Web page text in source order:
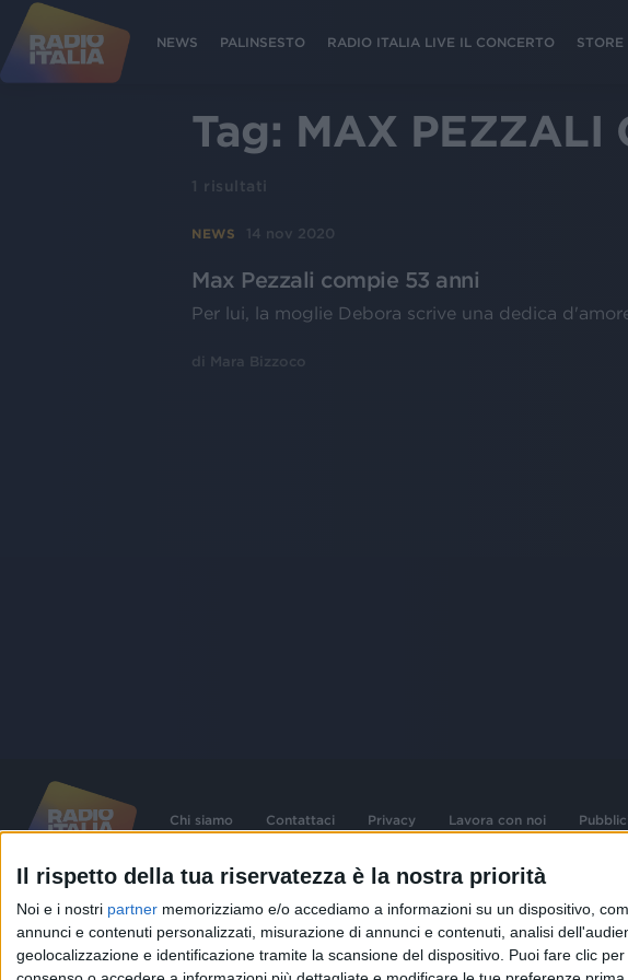
Il rispetto della tua riservatezza è la nostra priorità
Noi e i nostri partner memorizziamo e/o accediamo a informazioni su un dispositivo,
annunci e contenuti personalizzati, misurazione di annunci e contenuti, analisi
geolocalizzazione e identificazione tramite la scansione del dispositivo. Puoi fare clic
NEWS PALINSESTO RADIO ITALIA LIVE IL CONCERTO STORE
Tag: MAX PEZZALI
1 risultati
NEWS 14 nov 2020
Max Pezzali compie 53 anni
Per lui, la moglie Debora scrive una dedica
di Mara Bizzoco
Chi siamo Contattaci Privacy Lavora con noi
©2026RADIO ITALIA S.p.A. P.IVA 06832230152 | Tutti i diritti riservati. Per le opere dell'ingegno
contenute nel sito sono stati assolti gli obblighi derivanti dalla normativa dei diritti d'autore e dei diritti
connessi.
Capitale Sociale € 580.000,00 interamente versato. Iscr. Reg. Imprese Milano - C.F. e n° iscrizione